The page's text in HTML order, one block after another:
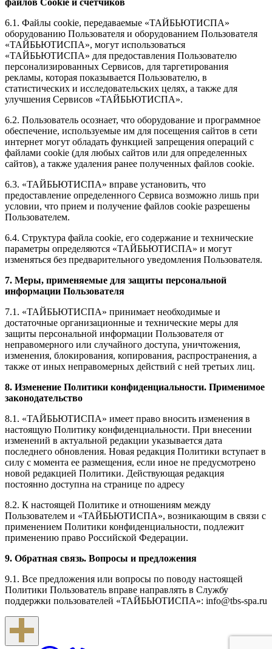
файлов Cookie и счетчиков
6.1. Файлы cookie, передаваемые «ТАЙБЬЮТИСПА»
оборудованию Пользователя и оборудованием Пользователя
«ТАЙБЬЮТИСПА», могут использоваться
«ТАЙБЬЮТИСПА» для предоставления Пользователю
персонализированных Сервисов, для таргетирования
рекламы, которая показывается Пользователю, в
статистических и исследовательских целях, а также для
улучшения Сервисов «ТАЙБЬЮТИСПА».
6.2. Пользователь осознает, что оборудование и программное
обеспечение, используемые им для посещения сайтов в сети
интернет могут обладать функцией запрещения операций с
файлами cookie (для любых сайтов или для определенных
сайтов), а также удаления ранее полученных файлов cookie.
6.3. «ТАЙБЬЮТИСПА» вправе установить, что
предоставление определенного Сервиса возможно лишь при
условии, что прием и получение файлов cookie разрешены
Пользователем.
6.4. Структура файла cookie, его содержание и технические
параметры определяются «ТАЙБЬЮТИСПА» и могут
изменяться без предварительного уведомления Пользователя.
7. Меры, применяемые для защиты персональной
информации Пользователя
7.1. «ТАЙБЬЮТИСПА» принимает необходимые и
достаточные организационные и технические меры для
защиты персональной информации Пользователя от
неправомерного или случайного доступа, уничтожения,
изменения, блокирования, копирования, распространения, а
также от иных неправомерных действий с ней третьих лиц.
8. Изменение Политики конфиденциальности. Применимое
законодательство
8.1. «ТАЙБЬЮТИСПА» имеет право вносить изменения в
настоящую Политику конфиденциальности. При внесении
изменений в актуальной редакции указывается дата
последнего обновления. Новая редакция Политики вступает в
силу с момента ее размещения, если иное не предусмотрено
новой редакцией Политики. Действующая редакция
постоянно доступна на странице по адресу
8.2. К настоящей Политике и отношениям между
Пользователем и «ТАЙБЬЮТИСПА», возникающим в связи с
применением Политики конфиденциальности, подлежит
применению право Российской Федерации.
9. Обратная связь. Вопросы и предложения
9.1. Все предложения или вопросы по поводу настоящей
Политики Пользователь вправе направлять в Службу
поддержки пользователей «ТАЙБЬЮТИСПА»: info@tbs-spa.ru